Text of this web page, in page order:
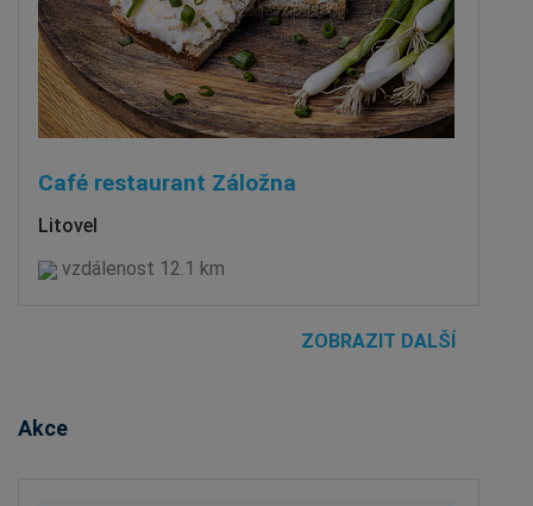
Café restaurant Záložna
Litovel
vzdálenost 12.1 km
ZOBRAZIT DALŠÍ
Akce